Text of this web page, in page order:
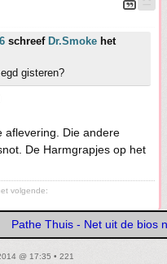
schreef Dr.Smoke het
gisteren?
aflevering. Die andere
De Harmgrapjes op het
volgende:
Pathe Thuis - Net uit de bios
@ 17:35 • 221